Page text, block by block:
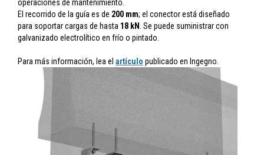
operaciones de mantenimiento.
El recorrido de la guía es de 200 mm; el conector está diseñado
para soportar cargas de hasta 18 kN . Se puede suministrar con
galvanizado electrolítico en frío o pintado.
Para más información, lea el artículo publicado en Ingegno.